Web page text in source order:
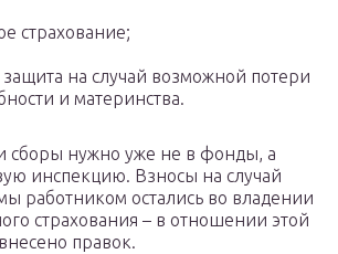
страхование;
защита на случай возможной потери
и материнства.
сборы нужно уже не в фонды, а
инспекцию. Взносы на случай
работником остались во владении
страхования – в отношении этой
правок.